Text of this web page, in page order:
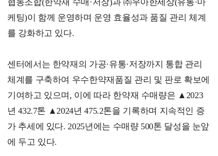
케팅)이 함께 운영하며 운영 효율성과 품질 관리 체계
를 강화하고 있다.
센터에서는 한약재의 가공·유통·저장까지 통합 관리
체계를 구축하여 우수한약재품질 관리 및 판로 확보에
기여하고 있으며, 이에 따라 한약재 수매량은 ▲2023
년 432.7톤 ▲2024년 475.2톤을 기록하며 지속적인 증
가 추세에 있다. 2025년에는 수매량 500톤 달성을 눈앞
에 두고 있다.